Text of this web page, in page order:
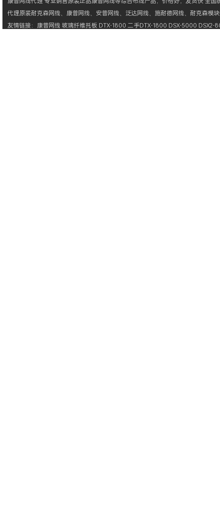
代理原装耐克森网线、 康普网线、 安普网线、 泛达网线、 施耐德网线、 耐克森模块
友情链接： 康普网线玻璃纤维托板 DTX-1800 二手DTX-1800 DSX-5000 DSX2-